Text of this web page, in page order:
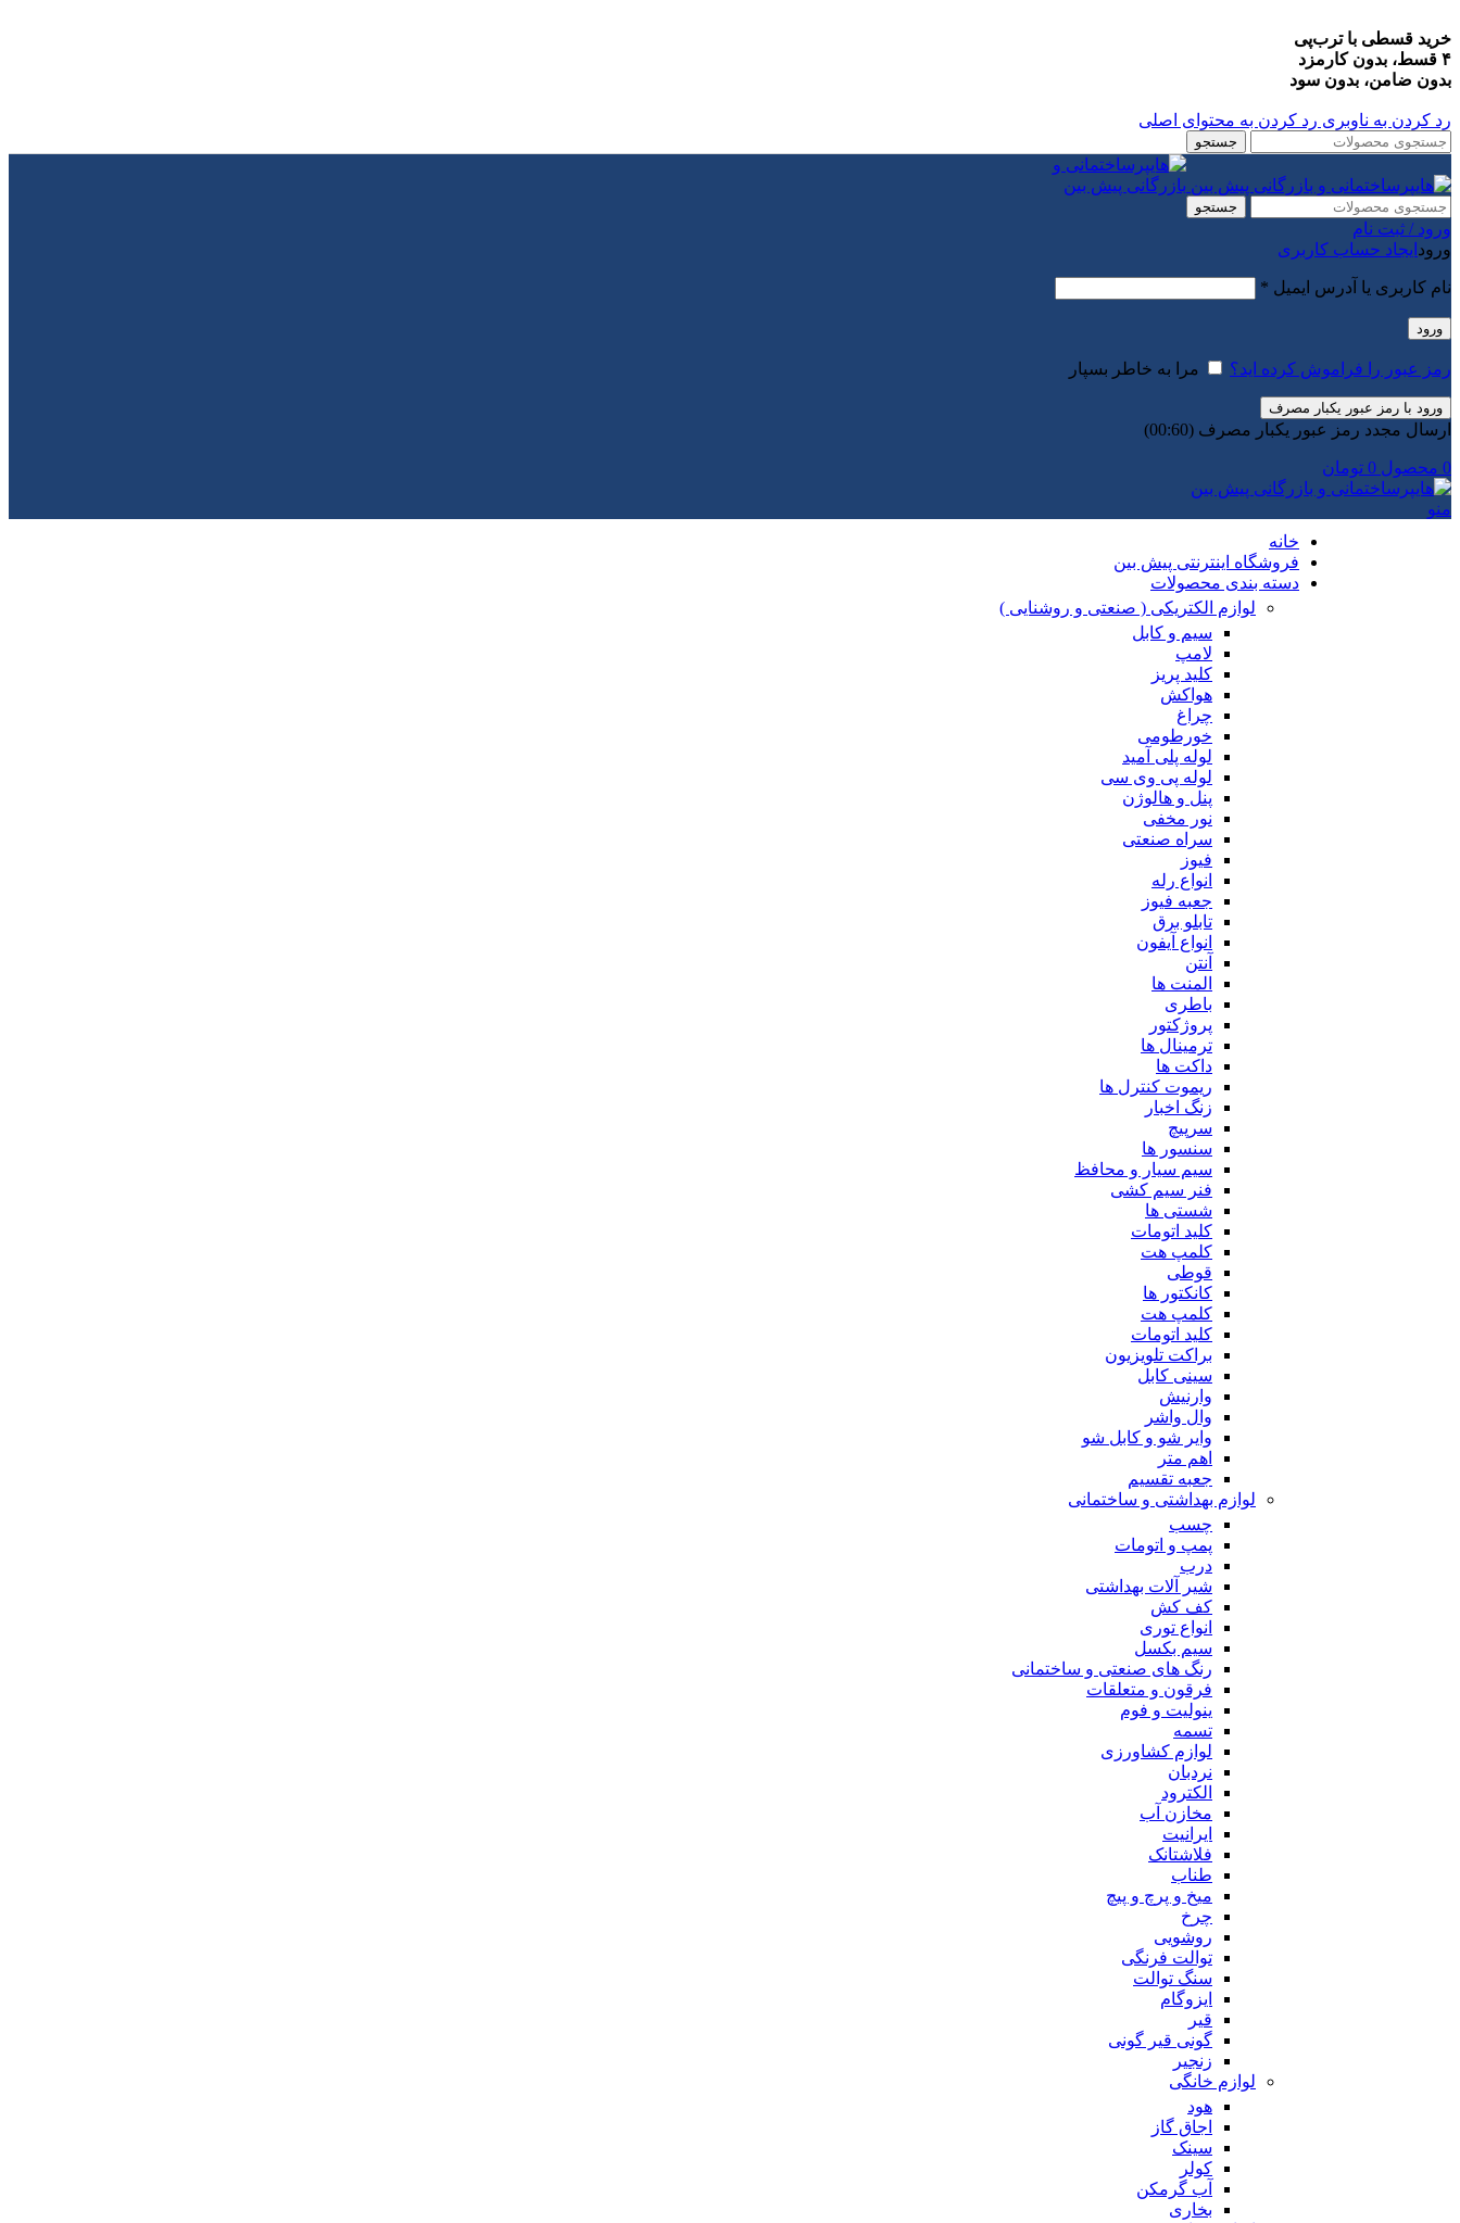
خرید قسطی با ترب‌پی
۴ قسط، بدون کارمزد
بدون ضامن، بدون سود
رد کردن به ناوبری رد کردن به محتوای اصلی
جستجو
جستجو
ورود / ثبت نام
ورود ایجاد حساب کاربری
نام کاربری یا آدرس ایمیل *
ورود
رمز عبور را فراموش کرده اید؟ مرا به خاطر بسپار
ورود با رمز عبور یکبار مصرف
ارسال مجدد رمز عبور یکبار مصرف (00:
60
)
0 محصول 0 تومان
منو
خانه
فروشگاه اینترنتی پیش بین
دسته بندی محصولات
لوازم الکتریکی ( صنعتی و روشنایی )
سیم و کابل
لامپ
کلید پریز
هواکش
چراغ
خورطومی
لوله پلی آمید
لوله پی وی سی
پنل و هالوژن
نور مخفی
سراه صنعتی
فیوز
انواع رله
جعبه فیوز
تابلو برق
انواع آیفون
آنتن
المنت ها
باطری
پروژکتور
ترمینال ها
داکت ها
ریموت کنترل ها
زنگ اخبار
سرپیچ
سنسور ها
سیم سیار و محافظ
فنر سیم کشی
شستی ها
کلید اتومات
کلمپ هت
قوطی
کانکتور ها
کلمپ هت
کلید اتومات
براکت تلویزیون
سینی کابل
وارنیش
وال واشر
وایر شو و کابل شو
اهم متر
جعبه تقسیم
لوازم بهداشتی و ساختمانی
چسب
پمپ و اتومات
درب
شیر آلات بهداشتی
کف کش
انواع توری
سیم بکسل
رنگ های صنعتی و ساختمانی
فرقون و متعلقات
ینولیت و فوم
تسمه
لوازم کشاورزی
نردبان
الکترود
مخازن آب
ایرانیت
فلاشتانک
طناب
میخ و پرچ و پیچ
چرخ
روشویی
توالت فرنگی
سنگ توالت
ایزوگام
قیر
گونی قیر گونی
زنجیر
لوازم خانگی
هود
اجاق گاز
سینک
کولر
آب گرمکن
بخاری